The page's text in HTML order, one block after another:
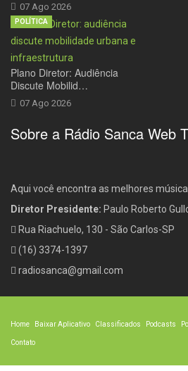
07 Ago 2026
Plano Diretor: Audiência
Discute Mobilid…
07 Ago 2026
POLÍTICA
Sobre a Rádio Sanca Web
Aqui você encontra as melhores
Diretor Presidente: Paulo Roberto
Rua Riachuelo, 130 - São Carlos-SP
(16) 3374-1397
radiosanca@gmail.com
Home Baixar Aplicativo Classificados Podcasts
Contato